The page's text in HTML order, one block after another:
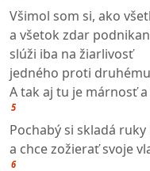
Všimol som si, ako
a všetok zdar
slúži iba na žiarlivosť
jedného proti
A tak aj tu je márnosť
5
Pochabý si skladá
a chce zožierať svoje
6